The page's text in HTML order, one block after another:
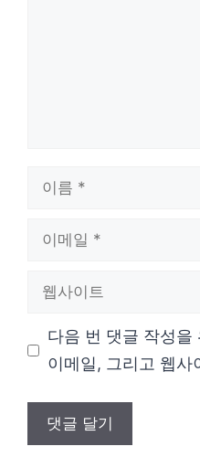
다음 번 댓글 작성을
이메일, 그리고 웹사